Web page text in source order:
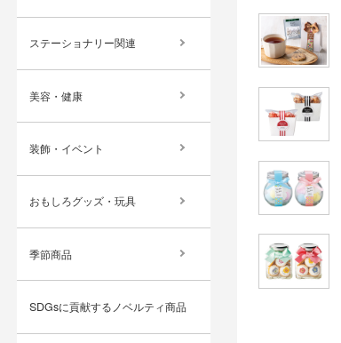
ステーショナリー関連
美容・健康
装飾・イベント
おもしろグッズ・玩具
季節商品
SDGsに貢献するノベルティ商品